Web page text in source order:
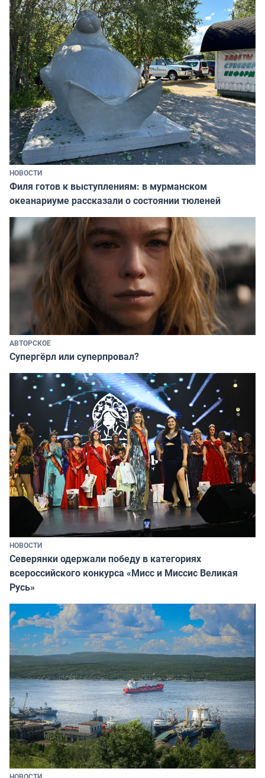
НОВОСТИ
Филя готов к выступлениям: в мурманском
океанариуме рассказали о состоянии тюленей
АВТОРСКОЕ
Супергёрл или суперпровал?
НОВОСТИ
Северянки одержали победу в категориях
всероссийского конкурса «Мисс и Миссис Великая
Русь»
НОВОСТИ